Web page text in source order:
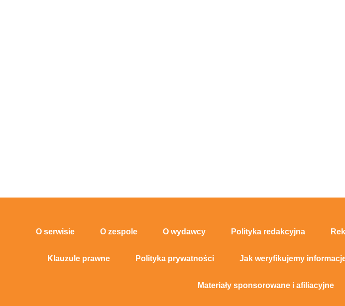
O serwisie O zespole O wydawcy Polityka redakcyjna
Klauzule prawne Polityka prywatności Jak weryfikujemy
Materiały sponsorowane i afiliacyjne